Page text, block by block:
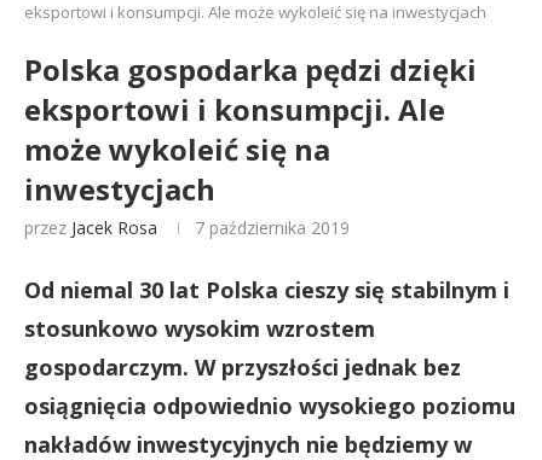
eksportowi i konsumpcji. Ale może wykoleić się na inwestycjach
Polska gospodarka pędzi dzięki
eksportowi i konsumpcji. Ale
może wykoleić się na
inwestycjach
przez Jacek Rosa 7 października 2019
Od niemal 30 lat Polska cieszy się stabilnym i
stosunkowo wysokim wzrostem
gospodarczym. W przyszłości jednak bez
osiągnięcia odpowiednio wysokiego poziomu
nakładów inwestycyjnych nie będziemy w